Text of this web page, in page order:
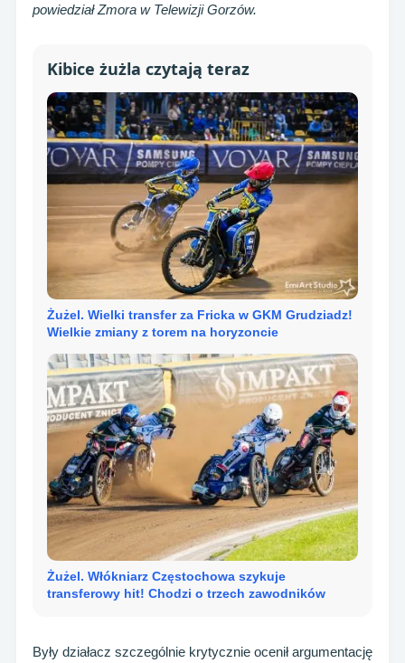
powiedział Zmora w Telewizji Gorzów.
Kibice żużla czytają teraz
Żużel. Wielki transfer za Fricka w GKM Grudziadz!
Wielkie zmiany z torem na horyzoncie
Żużel. Włókniarz Częstochowa szykuje
transferowy hit! Chodzi o trzech zawodników
Były działacz szczególnie krytycznie ocenił argumentację